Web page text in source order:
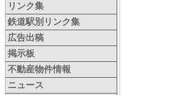
リンク集
鉄道駅別リンク集
広告出稿
掲示板
不動産物件情報
ニュース